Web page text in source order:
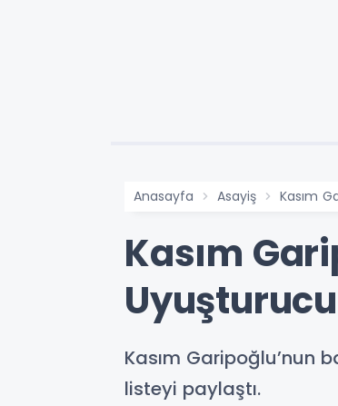
Anasayfa Asayiş Kasım
Kasım
Kasım Garipoğlu’nun
listeyi paylaştı.